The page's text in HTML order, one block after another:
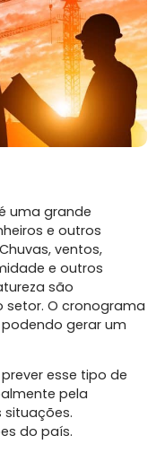
uma grande
e outros
ventos,
e outros
são
setor. O cronograma
gerar um
esse tipo de
pela
situações.
do país.